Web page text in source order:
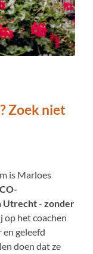
Zoek niet
is Marloes
Utrecht- zonder
het coachen
geleefd
doen dat ze